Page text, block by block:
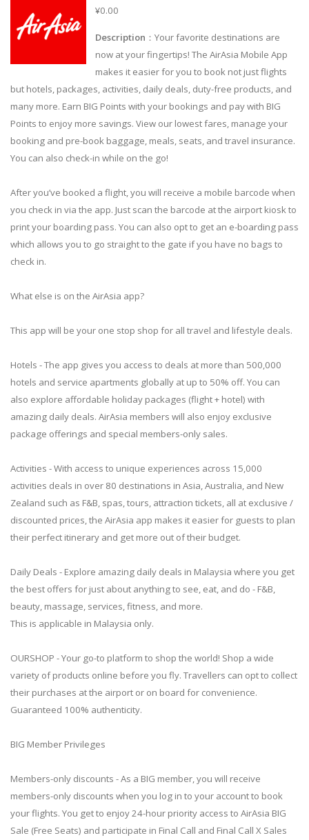
¥0.00
Description ：Your favorite destinations are
now at your fingertips! The AirAsia Mobile App
makes it easier for you to book not just flights
but hotels, packages, activities, daily deals, duty-free products, and
many more. Earn BIG Points with your bookings and pay with BIG
Points to enjoy more savings. View our lowest fares, manage your
booking and pre-book baggage, meals, seats, and travel insurance.
You can also check-in while on the go!
After you’ve booked a flight, you will receive a mobile barcode when
you check in via the app. Just scan the barcode at the airport kiosk to
print your boarding pass. You can also opt to get an e-boarding pass
which allows you to go straight to the gate if you have no bags to
check in.
What else is on the AirAsia app?
This app will be your one stop shop for all travel and lifestyle deals.
Hotels - The app gives you access to deals at more than 500,000
hotels and service apartments globally at up to 50% off. You can
also explore affordable holiday packages (flight + hotel) with
amazing daily deals. AirAsia members will also enjoy exclusive
package offerings and special members-only sales.
Activities - With access to unique experiences across 15,000
activities deals in over 80 destinations in Asia, Australia, and New
Zealand such as F&B, spas, tours, attraction tickets, all at exclusive /
discounted prices, the AirAsia app makes it easier for guests to plan
their perfect itinerary and get more out of their budget.
Daily Deals - Explore amazing daily deals in Malaysia where you get
the best offers for just about anything to see, eat, and do - F&B,
beauty, massage, services, fitness, and more.
This is applicable in Malaysia only.
OURSHOP - Your go-to platform to shop the world! Shop a wide
variety of products online before you fly. Travellers can opt to collect
their purchases at the airport or on board for convenience.
Guaranteed 100% authenticity.
BIG Member Privileges
Members-only discounts - As a BIG member, you will receive
members-only discounts when you log in to your account to book
your flights. You get to enjoy 24-hour priority access to AirAsia BIG
Sale (Free Seats) and participate in Final Call and Final Call X Sales